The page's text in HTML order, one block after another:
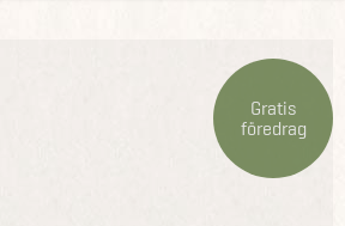
Gratis
föredrag